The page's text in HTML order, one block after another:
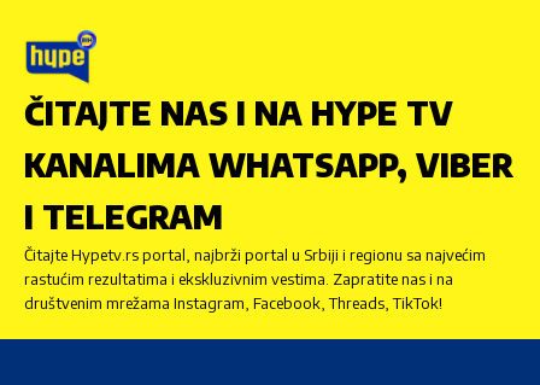
ČITAJTE NAS I NA HYPE TV
KANALIMA WHATSAPP, VIBER
I TELEGRAM
Čitajte Hypetv.rs portal, najbrži portal u Srbiji i regionu sa najvećim
rastućim rezultatima i ekskluzivnim vestima. Zapratite nas i na
društvenim mrežama Instagram, Facebook, Threads, TikTok!